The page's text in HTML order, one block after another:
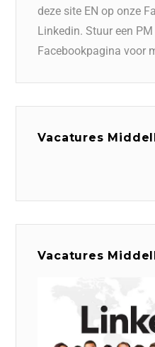
deze site EN op onze
Linkedin. Stuur een
Facebookpagina voor
Vacatures
Vacatures